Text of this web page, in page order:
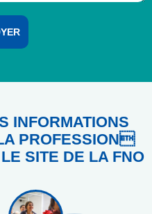
INFORMATIONS
PROFESSION
SITE DE LA FNO